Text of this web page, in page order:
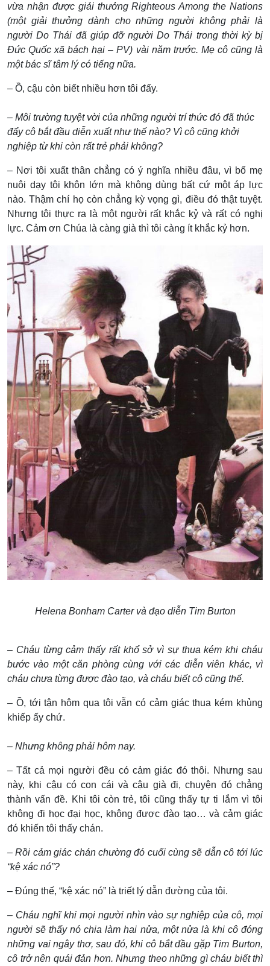
vừa nhận được giải thưởng Righteous Among the Nations
(một giải thưởng dành cho những người không phải là
người Do Thái đã giúp đỡ người Do Thái trong thời kỳ bị
Đức Quốc xã bách hại – PV) vài năm trước. Mẹ cô cũng là
một bác sĩ tâm lý có tiếng nữa.
– Ồ, cậu còn biết nhiều hơn tôi đấy.
– Môi trường tuyệt vời của những người trí thức đó đã thúc
đẩy cô bắt đầu diễn xuất như thế nào? Vì cô cũng khởi
nghiệp từ khi còn rất trẻ phải không?
– Nơi tôi xuất thân chẳng có ý nghĩa nhiều đâu, vì bố mẹ
nuôi dạy tôi khôn lớn mà không dùng bất cứ một áp lực
nào. Thậm chí họ còn chẳng kỳ vọng gì, điều đó thật tuyệt.
Nhưng tôi thực ra là một người rất khắc kỷ và rất có nghị
lực. Cảm ơn Chúa là càng già thì tôi càng ít khắc kỷ hơn.
Helena Bonham Carter và đạo diễn Tim Burton
– Cháu từng cảm thấy rất khổ sở vì sự thua kém khi cháu
bước vào một căn phòng cùng với các diễn viên khác, vì
cháu chưa từng được đào tạo, và cháu biết cô cũng thế.
– Ồ, tới tận hôm qua tôi vẫn có cảm giác thua kém khủng
khiếp ấy chứ.
– Nhưng không phải hôm nay.
– Tất cả mọi người đều có cảm giác đó thôi. Nhưng sau
này, khi cậu có con cái và cậu già đi, chuyện đó chẳng
thành vấn đề. Khi tôi còn trẻ, tôi cũng thấy tự ti lắm vì tôi
không đi học đại học, không được đào tạo… và cảm giác
đó khiến tôi thấy chán.
– Rồi cảm giác chán chường đó cuối cùng sẽ dẫn cô tới lúc
“kệ xác nó”?
– Đúng thế, “kệ xác nó” là triết lý dẫn đường của tôi.
– Cháu nghĩ khi mọi người nhìn vào sự nghiệp của cô, mọi
người sẽ thấy nó chia làm hai nửa, một nửa là khi cô đóng
những vai ngây thơ, sau đó, khi cô bắt đầu gặp Tim Burton,
cô trở nên quái đản hơn. Nhưng theo những gì cháu biết thì